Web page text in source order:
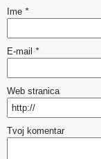
Ime *
E-mail *
Web stranica
Tvoj komentar